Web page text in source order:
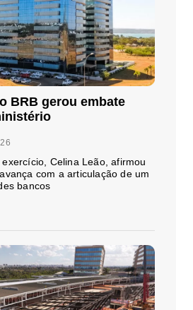
BRB gerou embate
Celina Leão, afirmou
com a articulação de um
bancos